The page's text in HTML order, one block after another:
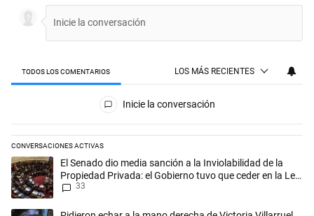
TODOS LOS COMENTARIOS LOS MÁS RECIENTES
Inicie la conversación
CONVERSACIONES ACTIVAS
Este listado muestra los artículos con más comentarios en los
Un artículo de tendencia con el título "El Senado dio media sanción a
El Senado dio media sanción a la Inviolabilidad de la
Propiedad Privada: el Gobierno tuvo que ceder en la Ley
del Manejo del Fuego
33
Un artículo de tendencia con el título "Pidieron echar a la mano